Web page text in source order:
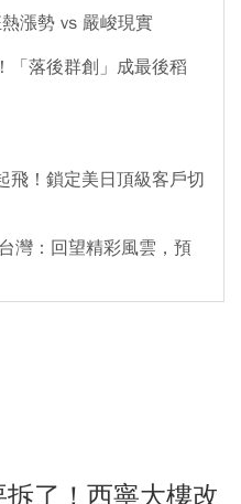
漲勢 vs 嚴峻現實
「落後群創」成最後稻
飛！鎖定美日頂級客戶切
灣：回望精彩風雲，預
了！西寧大樓改